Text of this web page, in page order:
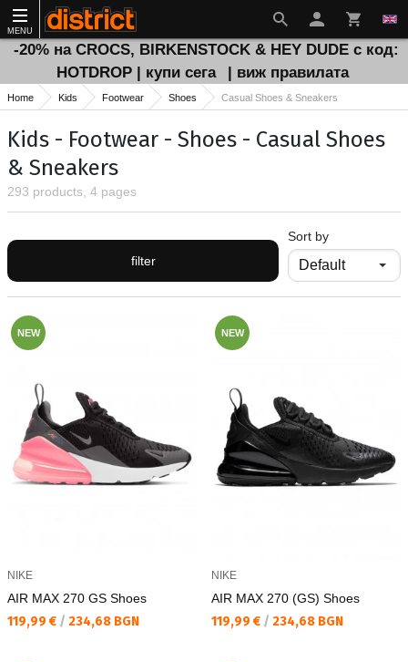
MENU
-20% на CROCS, BIRKENSTOCK & HEY DUDE с код:
HOTDROP | купи сега
| виж правилата
Home Kids Footwear Shoes Casual Shoes & Sneakers
Kids - Footwear - Shoes - Casual Shoes
& Sneakers
293 products, 4 pages
filter
Sort by
NEW
NIKE
AIR MAX 270 GS Shoes
Текуща цена:
119,99 € / 234,68 BGN
NEW
NIKE
AIR MAX 270 (GS) Shoes
Текуща цена:
119,99 € / 234,68 BGN